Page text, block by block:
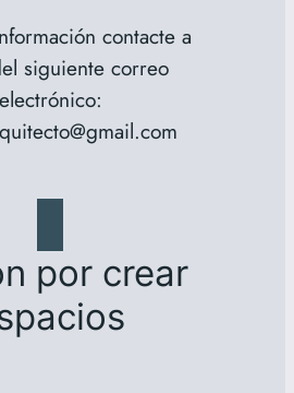
contacte a
siguiente correo
electrónico:
por crear